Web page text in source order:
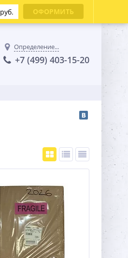
Определение...
+7 (499) 403-15-20
руб. ОФОРМИТЬ